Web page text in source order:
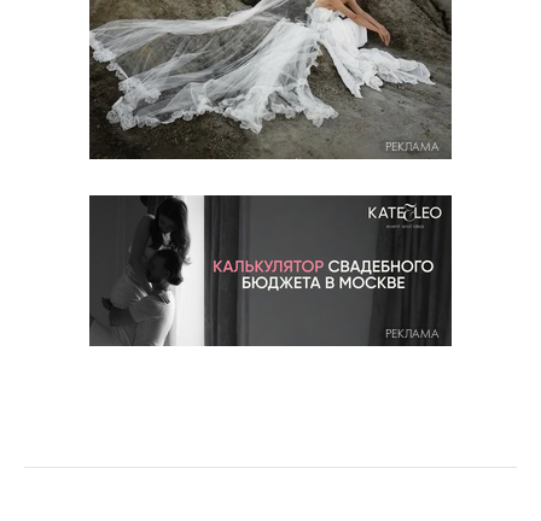
РЕКЛАМА
РЕКЛАМА